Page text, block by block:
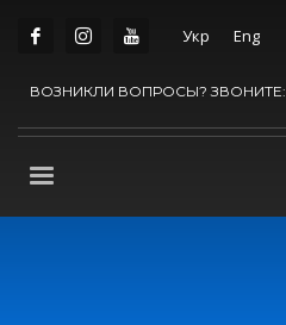
Укр Eng
ВОЗНИКЛИ ВОПРОСЫ? ЗВОНИТЕ: